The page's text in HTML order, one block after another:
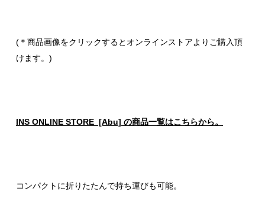
(＊商品画像をクリックするとオンラインストアよりご購入頂
けます。)
INS ONLINE STORE [Abu] の商品一覧はこちらから。
コンパクトに折りたたんで持ち運びも可能。